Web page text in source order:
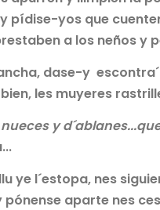
pídise-yos que
a los neños y
dase-y
les muyeres
y
ye l´estopa, nes
aparte nes